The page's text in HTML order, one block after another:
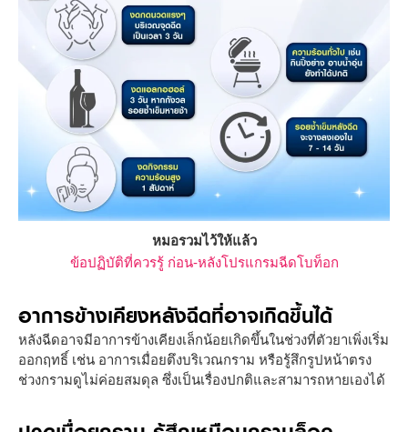
หมอรวมไว้ให้แล้ว
ข้อปฏิบัติที่ควรรู้ ก่อน-หลังโปรแกรมฉีดโบท็อก
อาการข้างเคียงหลังฉีดที่อาจเกิดขึ้นได้
หลังฉีดอาจมีอาการข้างเคียงเล็กน้อยเกิดขึ้นในช่วงที่ตัวยาเพิ่งเริ่ม
ออกฤทธิ์ เช่น อาการเมื่อยตึงบริเวณกราม หรือรู้สึกรูปหน้าตรง
ช่วงกรามดูไม่ค่อยสมดุล ซึ่งเป็นเรื่องปกติและสามารถหายเองได้